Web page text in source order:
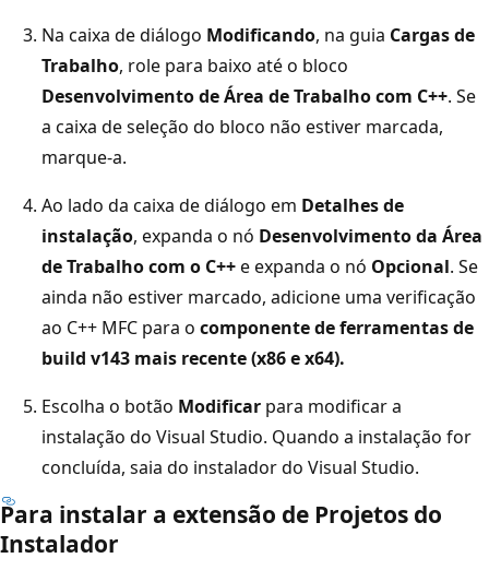
Na caixa de diálogo Modificando, na guia Cargas de
Trabalho, role para baixo até o bloco
Desenvolvimento de Área de Trabalho com C++. Se
a caixa de seleção do bloco não estiver marcada,
marque-a.
Ao lado da caixa de diálogo em Detalhes de
instalação, expanda o nó Desenvolvimento da Área
de Trabalho com o C++e expanda o nó Opcional. Se
ainda não estiver marcado, adicione uma verificação
ao C++ MFC para o componente de ferramentas de
build v143 mais recente (x86 e x64).
Escolha o botão Modificar para modificar a
instalação do Visual Studio. Quando a instalação for
concluída, saia do instalador do Visual Studio.
Para instalar a extensão de Projetos do
Instalador